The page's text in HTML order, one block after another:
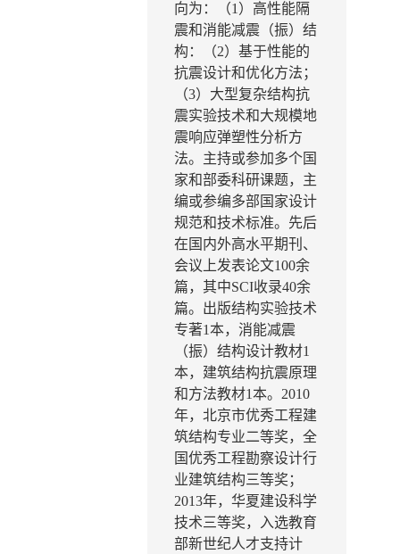
向为：
（1）高性能隔
震和消能减震（振）结
构：（2）基于性能的
抗震设计和优化方法 ；
（3） 大型复杂结构抗
震实验技术和大规模地
震响应弹塑性分析方
法。 主持或参加多个国
家和部委科研课题，主
编或参编多部国家设计
规范和技术标准。先后
在国内外高水平期刊、
会议上发表论文100余
篇，其中SCI收录40余
篇。出版结构实验技术
专著1本， 消能减震
（振） 结构设计教材1
本，建筑结构抗震原理
和方法教材1本。 2010
年，北京市优秀工程建
筑结构专业二等奖，全
国优秀工程勘察设计行
业建筑结构三等奖；
2013年，华夏建设科学
技术三等奖，入选教育
部新世纪人才支持计